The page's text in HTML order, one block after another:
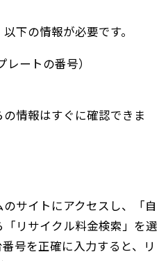
下の情報が必要です。
ートの番号）
情報はすぐに確認できま
サイトにアクセスし、「自
リサイクル料金検索」を選
号を正確に入力すると、リ